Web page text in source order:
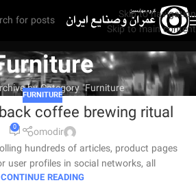
Skip to navigation
Skip to main content
by Category "Furniture"
FURNITURE
coffee brewing ritual
omodir
0
hundreds of articles, product pages
user profiles in social networks, all
CONTINUE READING